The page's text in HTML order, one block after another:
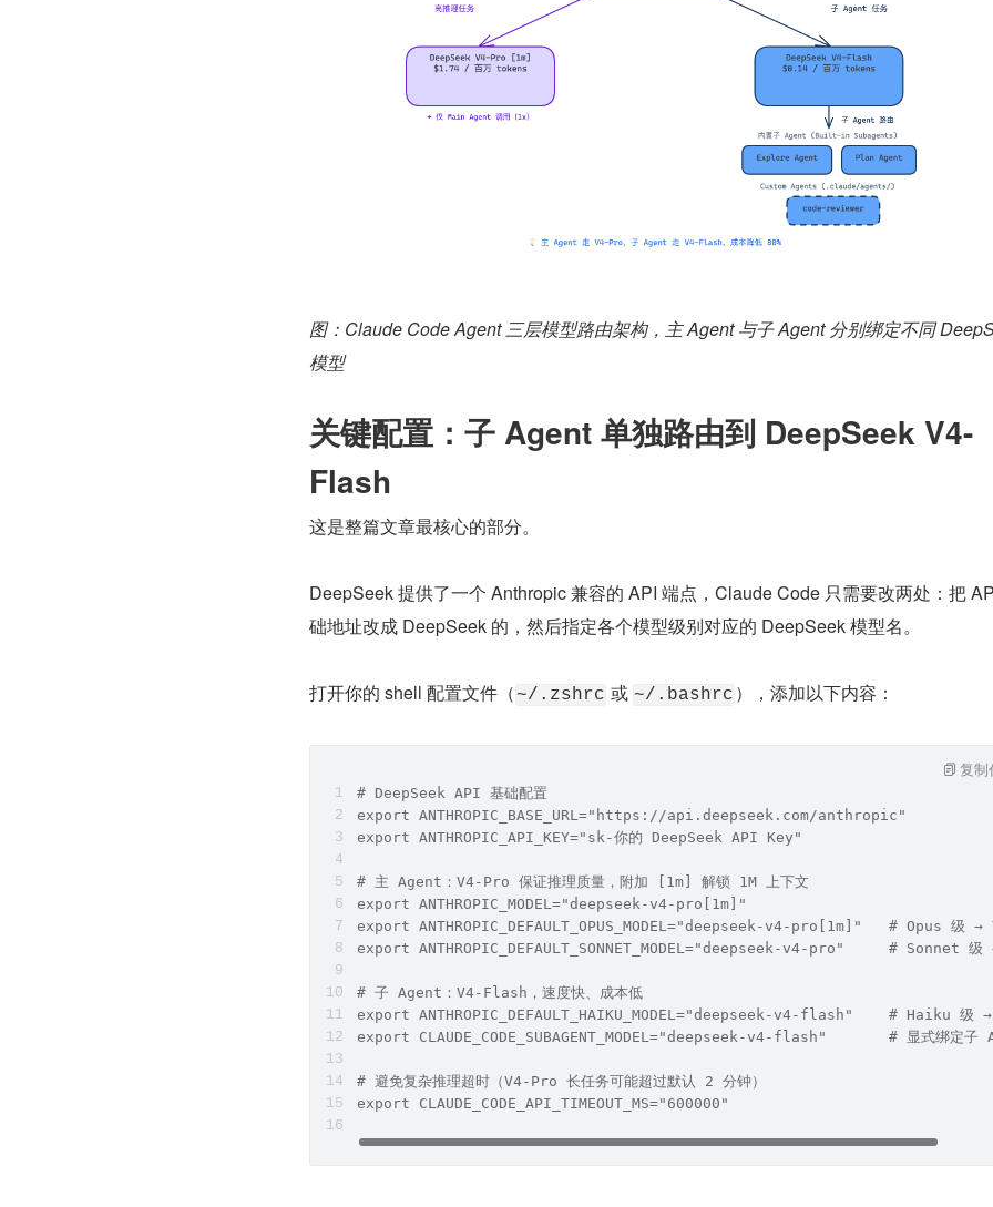
图：Claude Code Agent 三层模型路由架构，主 Agent 与子 Agent 分别绑定不同
模型
关键配置：子 Agent 单独路由到 DeepSeek V4-
Flash
这是整篇文章最核心的部分。
DeepSeek 提供了一个 Anthropic 兼容的 API 端点，Claude Code 只需要改两处：把
础地址改成 DeepSeek 的，然后指定各个模型级别对应的 DeepSeek 模型名。
打开你的 shell 配置文件（~/.zshrc 或 ~/.bashrc ），添加以下内容：
# DeepSeek API 基础配置
export ANTHROPIC_BASE_URL="https://api.deepseek.com/anthropic"
export ANTHROPIC_API_KEY="sk-你的 DeepSeek API Key"
# 主 Agent：V4-Pro 保证推理质量，附加 [1m] 解锁 1M 上下文
export ANTHROPIC_MODEL="deepseek-v4-pro[1m]"
export ANTHROPIC_DEFAULT_OPUS_MODEL="deepseek-v4-pro[1m]"   # Opus 级 →
export ANTHROPIC_DEFAULT_SONNET_MODEL="deepseek-v4-pro"     # Sonnet
# 子 Agent：V4-Flash，速度快、成本低
export ANTHROPIC_DEFAULT_HAIKU_MODEL="deepseek-v4-flash"    # Haiku 级
export CLAUDE_CODE_SUBAGENT_MODEL="deepseek-v4-flash"       # 显式绑定子
# 避免复杂推理超时（V4-Pro 长任务可能超过默认 2 分钟）
export CLAUDE_CODE_API_TIMEOUT_MS="600000"
复制